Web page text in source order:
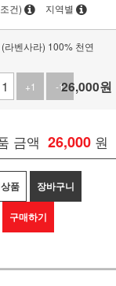
건) 지역별
라벤사라) 100% 천연
+1
-126,000원
금액 26,000 원
품 장바구니
구매하기